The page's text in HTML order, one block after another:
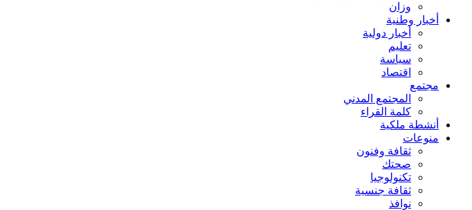
وزان
أخبار وطنية
أخبار دولية
تعليم
سياسة
اقتصاد
مجتمع
المجتمع المدني
كلمة القراء
أنشطة ملكية
منوعات
ثقافة وفنون
صحتك
تكنولوجيا
ثقافة جنسية
نوافذ